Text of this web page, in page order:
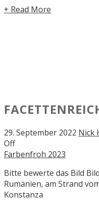
+ Read More
29. September 2022 Nick
Off
Farbenfroh 2023
Bitte bewerte das Bild
Rumänien, am Strand
Konstanza